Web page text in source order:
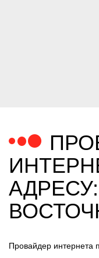
Провайдер интернета